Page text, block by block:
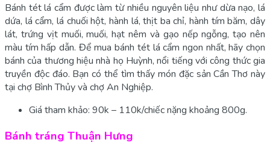
Bánh tét lá cẩm được làm từ nhiều nguyên liệu như dừa nạo, lá
dứa, lá cẩm, lá chuối hột, hành lá, thịt ba chỉ, hành tím băm, dây
lát, trứng vịt muối, muối, hạt nêm và gạo nếp ngỗng, tạo nên
màu tím hấp dẫn. Để mua bánh tét lá cẩm ngon nhất, hãy chọn
bánh của thương hiệu nhà họ Huỳnh, nổi tiếng với công thức gia
truyền độc đáo. Bạn có thể tìm thấy món đặc sản Cần Thơ này
tại chợ Bình Thủy và chợ An Nghiệp.
Giá tham khảo: 90k – 110k/chiếc nặng khoảng 800g.
Bánh tráng Thuận Hưng